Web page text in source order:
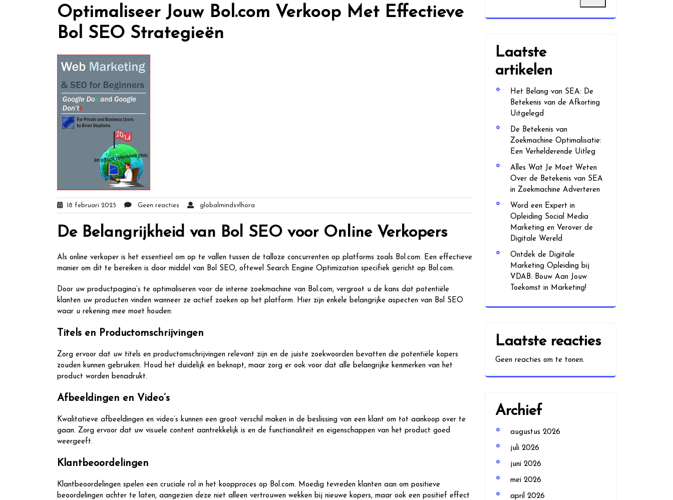
Optimaliseer Jouw Bol.com Verkoop Met Effectieve
Bol SEO Strategieën
18 februari 2025 Geen reacties globalmindsvlhora
De Belangrijkheid van Bol SEO voor Online Verkopers
Als online verkoper is het essentieel om op te vallen tussen de talloze concurrenten op platforms zoals Bol.com. Een effectieve
manier om dit te bereiken is door middel van Bol SEO, oftewel Search Engine Optimization specifiek gericht op Bol.com.
Door uw productpagina’s te optimaliseren voor de interne zoekmachine van Bol.com, vergroot u de kans dat potentiële
klanten uw producten vinden wanneer ze actief zoeken op het platform. Hier zijn enkele belangrijke aspecten van Bol SEO
waar u rekening mee moet houden:
Titels en Productomschrijvingen
Zorg ervoor dat uw titels en productomschrijvingen relevant zijn en de juiste zoekwoorden bevatten die potentiële kopers
zouden kunnen gebruiken. Houd het duidelijk en beknopt, maar zorg er ook voor dat alle belangrijke kenmerken van het
product worden benadrukt.
Afbeeldingen en Video’s
Kwalitatieve afbeeldingen en video’s kunnen een groot verschil maken in de beslissing van een klant om tot aankoop over te
gaan. Zorg ervoor dat uw visuele content aantrekkelijk is en de functionaliteit en eigenschappen van het product goed
weergeeft.
Klantbeoordelingen
Klantbeoordelingen spelen een cruciale rol in het koopproces op Bol.com. Moedig tevreden klanten aan om positieve
beoordelingen achter te laten, aangezien deze niet alleen vertrouwen wekken bij nieuwe kopers, maar ook een positief effect
Laatste
artikelen
Het Belang van SEA: De
Betekenis van de Afkorting
Uitgelegd
De Betekenis van
Zoekmachine Optimalisatie:
Een Verhelderende Uitleg
Alles Wat Je Moet Weten
Over de Betekenis van SEA
in Zoekmachine Adverteren
Word een Expert in
Opleiding Social Media
Marketing en Verover de
Digitale Wereld
Ontdek de Digitale
Marketing Opleiding bij
VDAB: Bouw Aan Jouw
Toekomst in Marketing!
Laatste reacties
Geen reacties om te tonen.
Archief
augustus 2026
juli 2026
juni 2026
mei 2026
april 2026